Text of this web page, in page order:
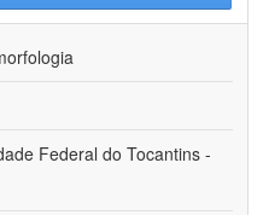
Federal do Tocantins -